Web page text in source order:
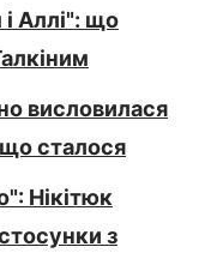
і Аллі": що
висловилася
сталося
Нікітюк
з